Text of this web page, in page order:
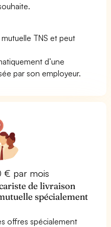
TNS et peut
d’une
par son employeur.
€ par mois
de livraison
spécialement
offres spécialement